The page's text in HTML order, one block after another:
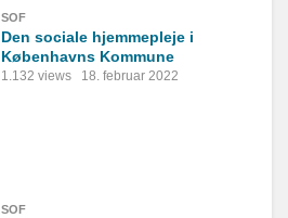
SOF
Den sociale hjemmepleje i
Københavns Kommune
1.132 views 18. februar 2022
SOF